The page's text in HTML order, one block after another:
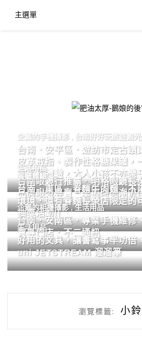
主選單
肥油
企鵝的手機攝影 台南好好玩旅遊觀
台南．安平區．遊訪市定古蹟
皮革戒指、製作性格糖果罐，
的手作體驗，大人小孩不亦樂
生活用品
台南眼鏡行推薦．明格眼鏡長
品牌眼鏡專賣．掌握時尚潮流
餐廳體驗
台南．東區．眷麵牛肉麵．不
環境．還有眷麵長榮店限定的
抽獎活動!!
企鵝的相機攝影,生活用品
台南．安南區．專業手機維修
賣專門店．不二通訊
生活用品
好用的文具，讓書寫事半功倍
uni JETSTREAM 溜溜筆
瀏覽標籤: 小鈴